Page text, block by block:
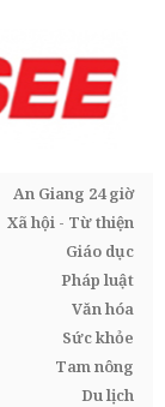
An Giang 24 giờ
Xã hội - Từ thiện
Giáo dục
Pháp luật
Văn hóa
Sức khỏe
Tam nông
Du lịch